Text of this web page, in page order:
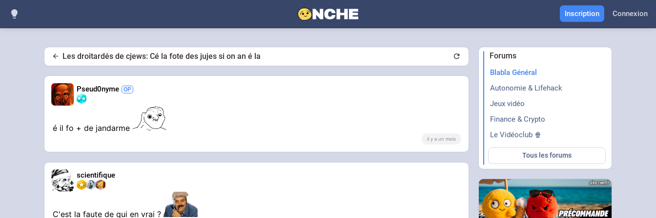
Inscription Connexion
Les droitardés de cjews: Cé la fote des jujes si on an é la
Pseud0nyme
é il fo + de jandarme
il y a un mois
scientifique
C'est la faute de qui en vrai ?
Forums
Blabla Général
Autonomie & Lifehack
Jeux vidéo
Finance & Crypto
Le Vidéoclub 🍿
Tous les forums